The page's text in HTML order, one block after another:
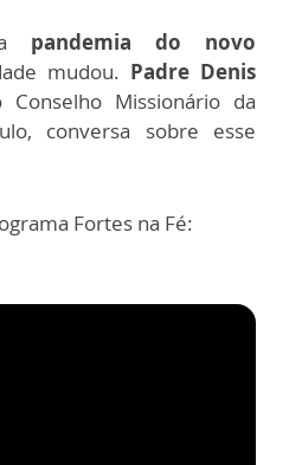
pandemia do novo
mudou. Padre Denis
Missionário da
conversa sobre esse
Fortes na Fé: